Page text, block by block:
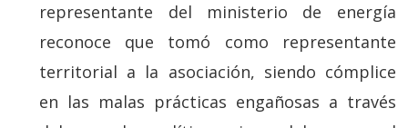
representante del ministerio de energía
reconoce que tomó como representante
territorial a la asociación, siendo cómplice
en las malas prácticas engañosas a través